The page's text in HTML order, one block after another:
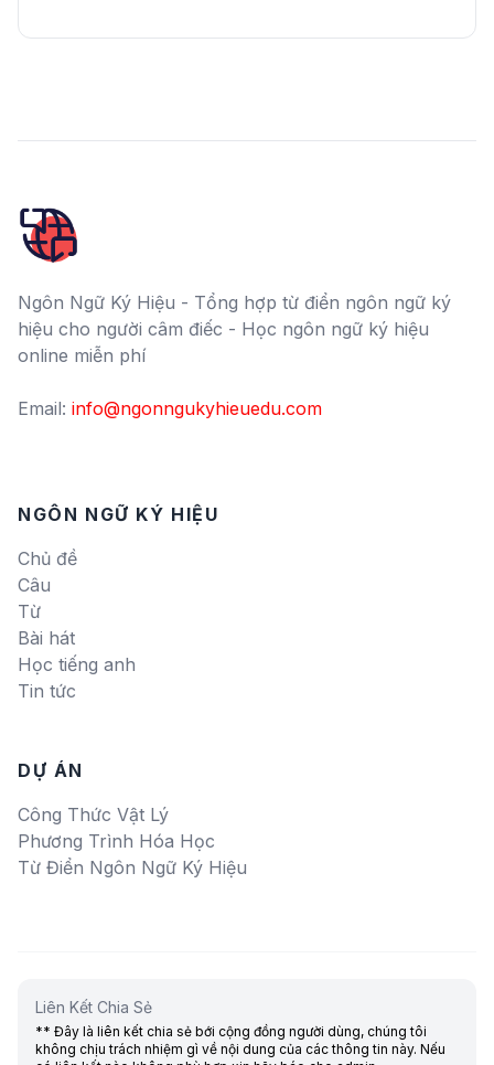
Ngôn Ngữ Ký Hiệu - Tổng hợp từ điển ngôn ngữ ký
hiệu cho người câm điếc - Học ngôn ngữ ký hiệu
online miễn phí
Email: info@ngonngukyhieuedu.com
NGÔN NGỮ KÝ HIỆU
Chủ đề
Câu
Từ
Bài hát
Học tiếng anh
Tin tức
DỰ ÁN
Công Thức Vật Lý
Phương Trình Hóa Học
Từ Điển Ngôn Ngữ Ký Hiệu
Liên Kết Chia Sẻ
** Đây là liên kết chia sẻ bới cộng đồng người dùng, chúng tôi
không chịu trách nhiệm gì về nội dung của các thông tin này. Nếu